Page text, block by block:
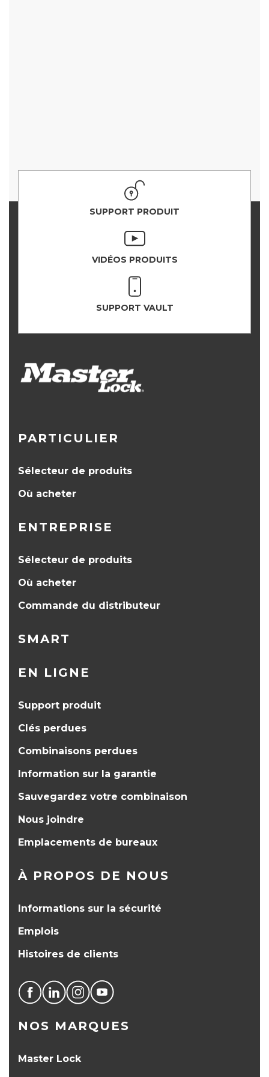
SUPPORT PRODUIT
VIDÉOS PRODUITS
SUPPORT VAULT
PARTICULIER
Sélecteur de produits
Où acheter
ENTREPRISE
Sélecteur de produits
Où acheter
Commande du distributeur
SMART
EN LIGNE
Support produit
Clés perdues
Combinaisons perdues
Information sur la garantie
Sauvegardez votre combinaison
Nous joindre
Emplacements de bureaux
À PROPOS DE NOUS
Informations sur la sécurité
Emplois
Histoires de clients
NOS MARQUES
Master Lock